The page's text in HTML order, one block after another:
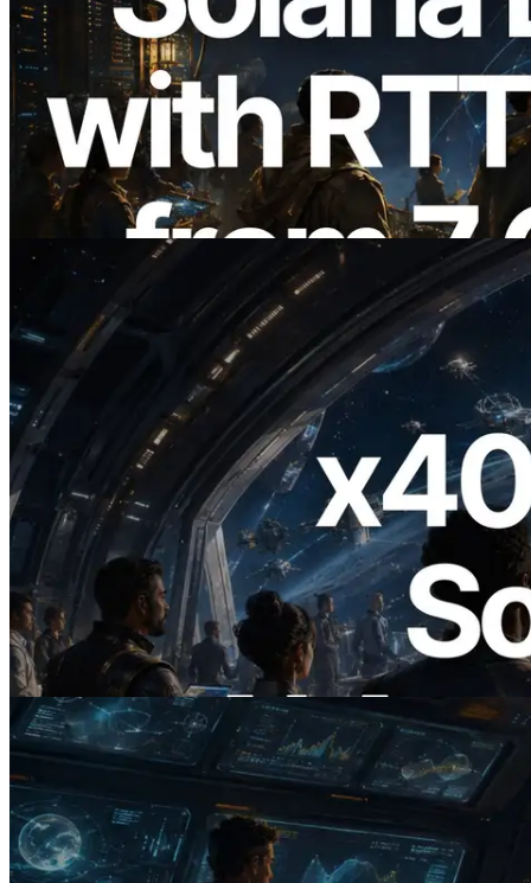
2026.08.05
ERPC erweitert Solana Leader Slot API
um Ping-Messung aus 7 globalen
Regionen — Validators Information API
ebenfalls gestartet
2026.07.04
ERPC startet x402-fähige Solana RPC —
Der Beginn einer Ära, in der KI-Agenten
APIs bei Bedarf bezahlen
Artikel lesen